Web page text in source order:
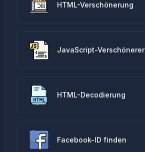
HTML-Verschönerung
JavaScript-Verschönerer
HTML-Decodierung
Facebook-ID finden